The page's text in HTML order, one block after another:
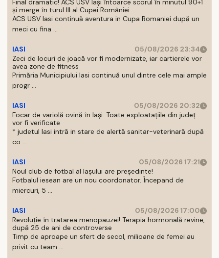
Final dramatic! ACS USV Iași întoarce scorul în minutul 90+1
și merge în turul III al Cupei României
ACS USV Iasi continuă aventura in Cupa Romaniei după un
meci cu fina ...
IASI
05/08/2026 23:34
Zeci de locuri de joacă vor fi modernizate, iar cartierele vor
avea zone de fitness
Primăria Municipiului Iasi continuă unul dintre cele mai ample
progr ...
IASI
05/08/2026 20:32
Focar de variolă ovină în Iași. Toate exploatațiile din județ
vor fi verificate
* judetul Iasi intră in stare de alertă sanitar-veterinară după
co ...
IASI
05/08/2026 17:21
Noul club de fotbal al Iașului are președinte!
Fotbalul iesean are un nou coordonator. Începand de
miercuri, 5 ...
IASI
05/08/2026 17:00
Revoluție în tratarea menopauzei! Terapia hormonală revine,
după 25 de ani de controverse
Timp de aproape un sfert de secol, milioane de femei au
privit cu team ...